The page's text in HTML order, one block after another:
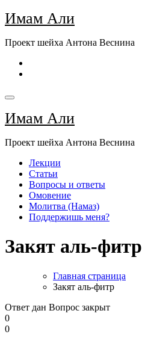
Перейти
к
Имам Али
Проект шейха Антона Веснина
Имам Али
Проект шейха Антона Веснина
Лекции
Статьи
Вопросы и ответы
Омовение
Молитва (Намаз)
Поддержишь меня?
Закят аль-фитр
Главная страница
Закят аль-фитр
Ответ дан Вопрос закрыт
0
0